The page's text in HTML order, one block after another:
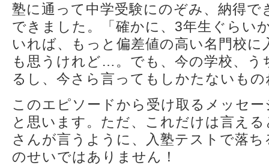
塾に通って中学受験にのぞみ、納得で
できました。「確かに、3年生ぐらい
いれば、もっと偏差値の高い名門校
も思うけれど…。でも、今の学校、う
るし、今さら言ってもしかたないも
このエピソードから受け取るメッセ
と思います。ただ、これだけは言え
さんが言うように、入塾テストで落
のせいではありません！